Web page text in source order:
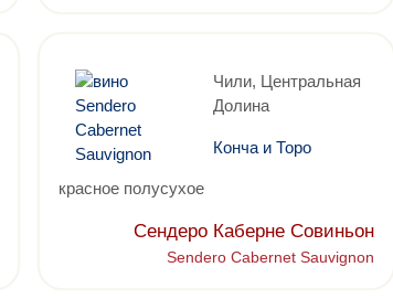
Чили, Центральная
Долина
Конча и Торо
красное полусухое
Сендеро Каберне Совиньон
Sendero Cabernet Sauvignon